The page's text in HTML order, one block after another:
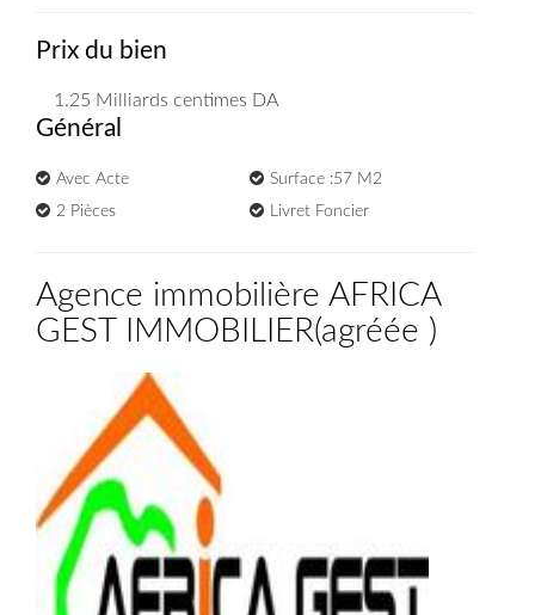
Prix du bien
1.25 Milliards centimes DA
Général
Avec Acte
Surface :57 M2
2 Pièces
Livret Foncier
Agence immobilière AFRICA
GEST IMMOBILIER(agréée )